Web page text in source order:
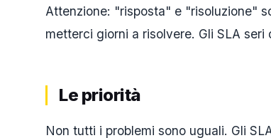
Attenzione: "risposta" e "risoluzione"
metterci giorni a risolvere. Gli SLA seri
Le priorità
Non tutti i problemi sono uguali. Gli